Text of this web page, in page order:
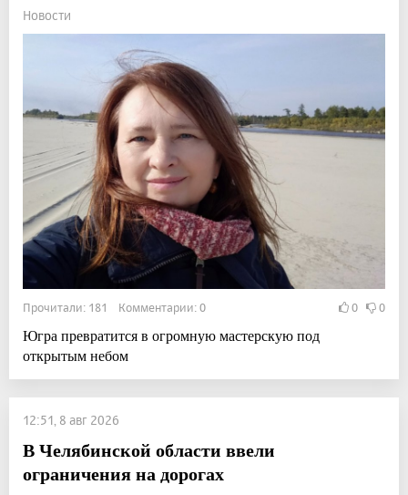
Новости
Прочитали: 181 Комментарии: 0 0 0
Югра превратится в огромную мастерскую под
открытым небом
12:51, 8 авг 2026
В Челябинской области ввели
ограничения на дорогах